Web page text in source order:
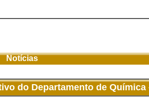
Notícias
do Departamento de Química